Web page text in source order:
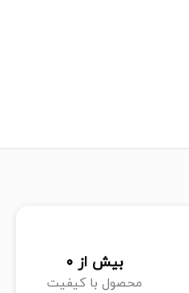
محصول با کیفیت
بیش از 0